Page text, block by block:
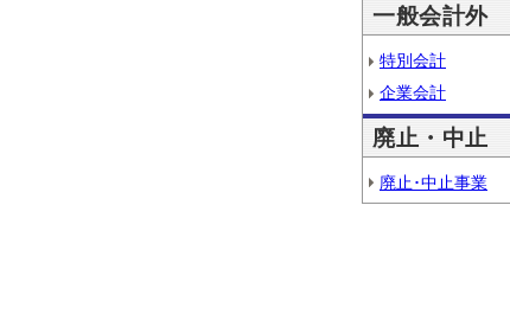
一般会計外
特別会計
企業会計
廃止・中止
廃止･中止事業